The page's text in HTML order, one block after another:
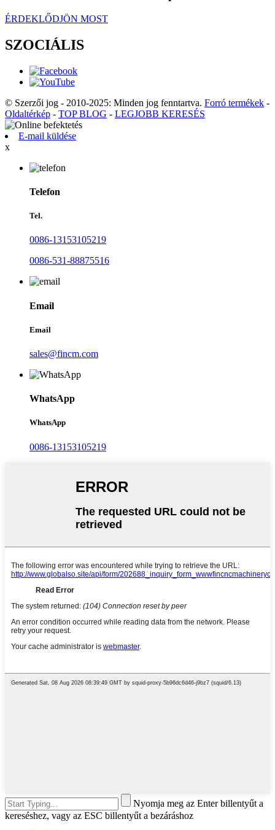
ÉRDEKLŐDJÖN MOST
SZOCIÁLIS
© Szerzői jog - 2010-2025: Minden jog fenntartva. Forró termékek -
Oldaltérkép - TOP BLOG - LEGJOBB KERESÉS
E-mail küldése
x
Telefon
Tel.
0086-13153105219
0086-531-88875516
Email
Email
sales@fincm.com
WhatsApp
WhatsApp
0086-13153105219
Nyomja meg az Enter billentyűt a
kereséshez, vagy az ESC billentyűt a bezáráshoz